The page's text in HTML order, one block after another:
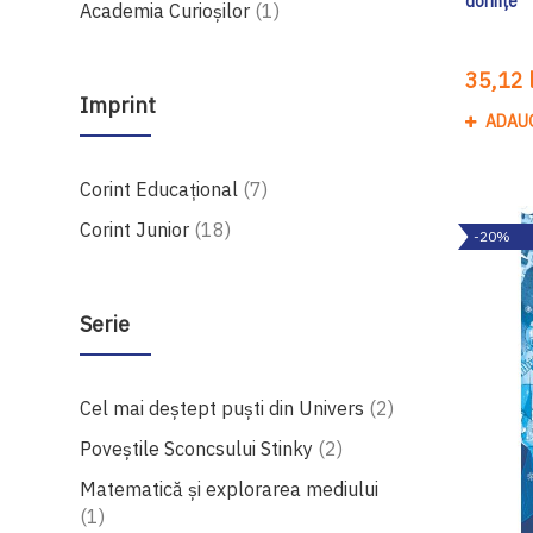
Academia Curioșilor 1produs
Imprint
Corint Educaţional 7produse
Corint Junior 18produse
Serie
Cel mai deștept puști din Univers 2produse
Poveștile Sconcsului Stinky 2produse
Matematică și explorarea mediului
1produs
35,12
-20%